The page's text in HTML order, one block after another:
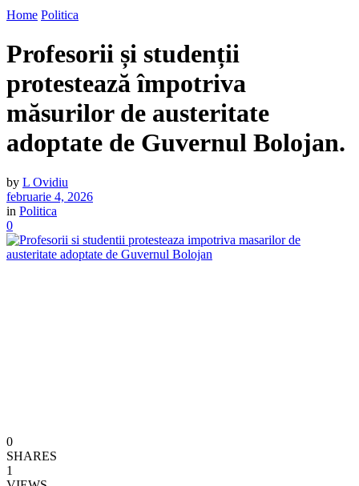
Home Politica
Profesorii și studenții
protestează împotriva
măsurilor de austeritate
adoptate de Guvernul Bolojan.
by L Ovidiu
februarie 4, 2026
in Politica
0
0
SHARES
1